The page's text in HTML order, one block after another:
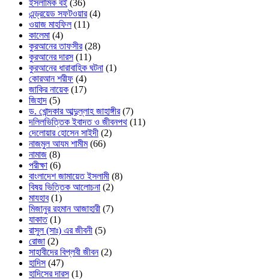
ইসলামিক বই (36)
এন্ড্রয়েড সফটওয়ার(4)
ওয়াজ মাহফিল(11)
কালেমা (4)
কুরআনের তাফসীর(28)
কুরআনের দারস(11)
কুরআনের ধারাবাহিক ঘটনা (1)
কোরআন শরীফ (4)
জাকির নায়েক (17)
জিহাদ (5)
ড. খোন্দকার আব্দুল্লাহ জাহাঙ্গীর(7)
দলিলভিত্তিক ইবাদত ও জীবনপথ (11)
দেলোয়ার হোসেন সাইদী (2)
নাজমুল আযম শামীম(66)
নামাজ (8)
পরীক্ষা (6)
বাংলাদেশ জামায়েত ইসলামী (8)
বিষয় ভিত্তিক আলোচনা (2)
মাযহাব(1)
মিজানুর রহমান আজাহারী (7)
যাকাত(1)
রাসুল (সাঃ) এর জীবনী (5)
রোজা (2)
সাহাবীদের বিপ্লবী জীবন(2)
হাদিস(47)
হাদিসের দারস(1)